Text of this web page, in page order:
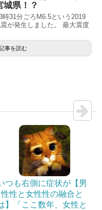
県！？
時31分ごろM6.5という2019
が発生しました。 最大震度
事を読む
つも右側に症状が【男
性性と女性性の融合と
】「ここ数年、女性と